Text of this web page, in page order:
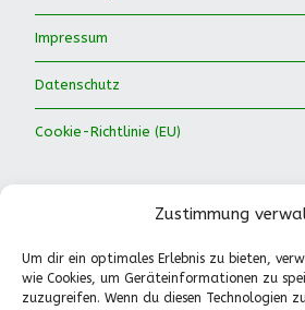
Zustimmung
Um dir ein optimales Erlebnis zu bieten,
wie Cookies, um Geräteinformationen zu
zuzugreifen. Wenn du diesen Technologien
Impressum
Datenschutz
Cookie-Richtlinie (EU)
Waldkinder Ismaning e.V.